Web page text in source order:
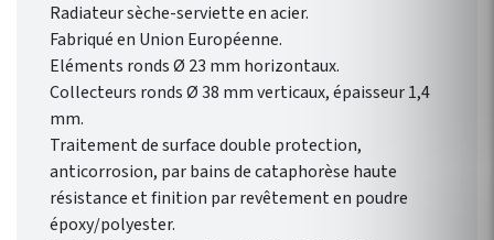
Radiateur sèche-serviette en acier.
Fabriqué en Union Européenne.
Eléments ronds Ø 23 mm horizontaux.
Collecteurs ronds Ø 38 mm verticaux, épaisseur 1,4
mm.
Traitement de surface double protection,
anticorrosion, par bains de cataphorèse haute
résistance et finition par revêtement en poudre
époxy/polyester.